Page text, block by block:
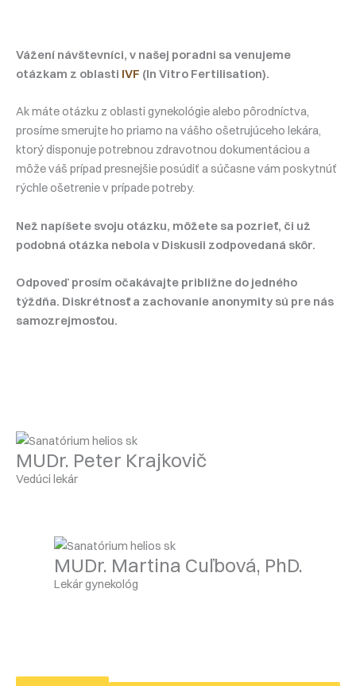
Vážení návštevníci, v našej poradni sa venujeme
otázkam z oblasti IVF (In Vitro Fertilisation).
Ak máte otázku z oblasti gynekológie alebo pôrodníctva,
prosíme smerujte ho priamo na vášho ošetrujúceho lekára,
ktorý disponuje potrebnou zdravotnou dokumentáciou a
môže váš prípad presnejšie posúdiť a súčasne vám poskytnúť
rýchle ošetrenie v prípade potreby.
Než napíšete svoju otázku, môžete sa pozrieť, či už
podobná otázka nebola v Diskusii zodpovedaná skôr.
Odpoveď prosím očakávajte približne do jedného
týždňa. Diskrétnosť a zachovanie anonymity sú pre nás
samozrejmosťou.
MUDr. Peter Krajkovič
Vedúci lekár
MUDr. Martina Cuľbová, PhD.
Lekár gynekológ